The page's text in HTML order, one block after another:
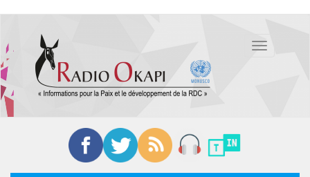
contenu
principal
Toggle